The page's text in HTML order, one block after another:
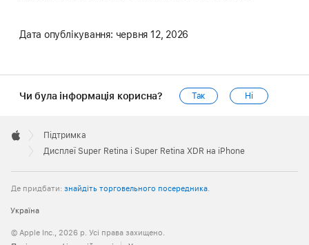
Дата опублікування: червня 12, 2026
Чи була інформація корисна? Так Ні
Footer

Apple
Підтримка
Дисплеї Super Retina і Super Retina XDR на iPhone
Де придбати: знайдіть торговельного посередника.
Україна
© Apple Inc., 2026 р. Усі права захищено.